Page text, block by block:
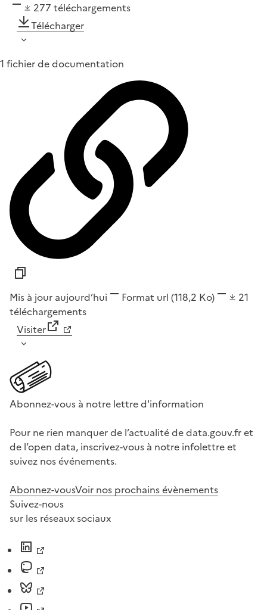
277 téléchargements
Télécharger
1 fichier de documentation
Mis à jour aujourd’hui Format url (118,2 Ko)
21
téléchargements
Visiter
Abonnez-vous à notre lettre d'information
Pour ne rien manquer de l’actualité de data.gouv.fr et
de l’open data, inscrivez-vous à notre infolettre et
suivez nos événements.
Abonnez-vousVoir nos prochains évènements
Suivez-nous
sur les réseaux sociaux